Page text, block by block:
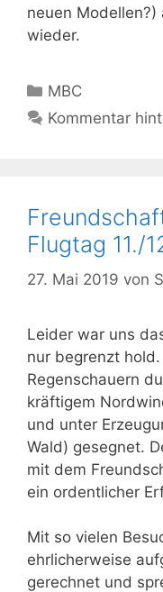
neuen
wieder.
Kategorien
MBC
Kommentar
Flugtag 11./
27. Mai 2019 von
Leider war uns
nur begrenzt
Regenschauern
kräftigem
und unter
Wald) gesegnet.
mit dem
ein ordentlicher
Mit so vielen
ehrlicherweise
gerechnet und